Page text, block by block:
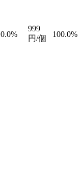
0.0%
999
円/個
100.0%